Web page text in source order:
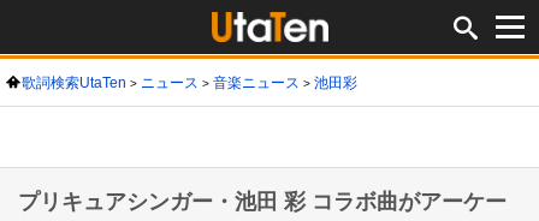
歌詞検索UtaTen ニュース 音楽ニュース 池田彩
プリキュアシンガー・池田 彩 コラボ曲がアーケー